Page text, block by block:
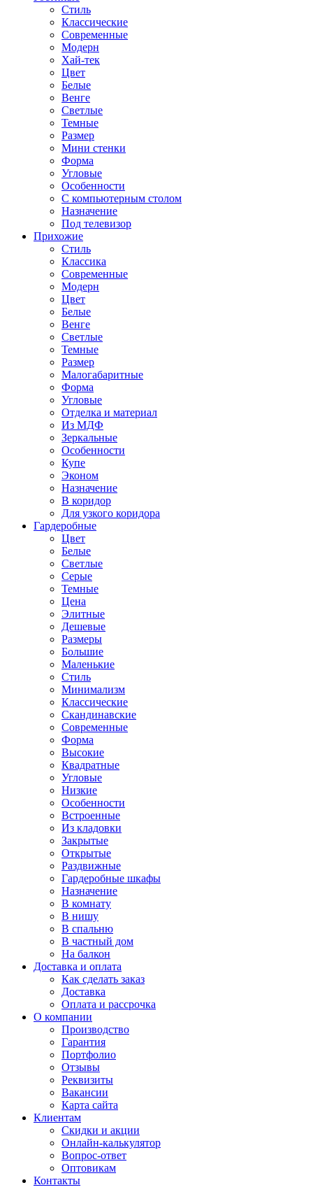
Стиль
Классические
Современные
Модерн
Хай-тек
Цвет
Белые
Венге
Светлые
Темные
Размер
Мини стенки
Форма
Угловые
Особенности
С компьютерным столом
Назначение
Под телевизор
Прихожие
Стиль
Классика
Современные
Модерн
Цвет
Белые
Венге
Светлые
Темные
Размер
Малогабаритные
Форма
Угловые
Отделка и материал
Из МДФ
Зеркальные
Особенности
Купе
Эконом
Назначение
В коридор
Для узкого коридора
Гардеробные
Цвет
Белые
Светлые
Серые
Темные
Цена
Элитные
Дешевые
Размеры
Большие
Маленькие
Стиль
Минимализм
Классические
Скандинавские
Современные
Форма
Высокие
Квадратные
Угловые
Низкие
Особенности
Встроенные
Из кладовки
Закрытые
Открытые
Раздвижные
Гардеробные шкафы
Назначение
В комнату
В нишу
В спальню
В частный дом
На балкон
Доставка и оплата
Как сделать заказ
Доставка
Оплата и рассрочка
О компании
Производство
Гарантия
Портфолио
Отзывы
Реквизиты
Вакансии
Карта сайта
Клиентам
Скидки и акции
Онлайн-калькулятор
Вопрос-ответ
Оптовикам
Контакты